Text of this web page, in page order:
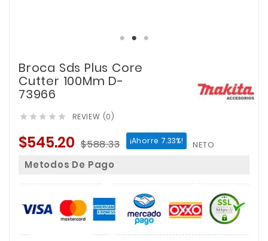
Broca Sds Plus Core
Cutter 100Mm D-
73966
     REVIEW (0)
$545.20 $588.33 ¡Ahorre 7.33%! NETO
Metodos De Pago